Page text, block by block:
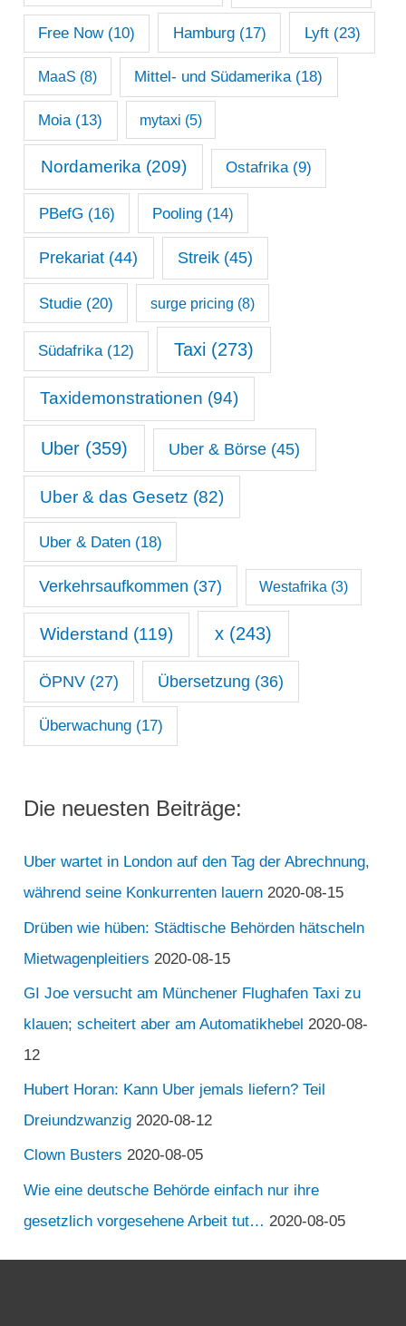
Free Now(10) Hamburg(17) Lyft(23)
MaaS (8) Mittel- und Südamerika(18)
Moia(13) mytaxi (5)
Nordamerika (209) Ostafrika(9)
PBefG (16) Pooling (14)
Prekariat (44) Streik(45)
Studie(20) surge pricing (8)
Südafrika(12) Taxi (273)
Taxidemonstrationen (94)
Uber (359) Uber & Börse (45)
Uber & das Gesetz (82)
Uber & Daten(18)
Verkehrsaufkommen (37) Westafrika (3)
Widerstand (119) x(243)
ÖPNV(27) Übersetzung (36)
Überwachung(17)
Die neuesten Beiträge:
Uber wartet in London auf den Tag der Abrechnung,
während seine Konkurrenten lauern 2020-08-15
Drüben wie hüben: Städtische Behörden hätscheln
Mietwagenpleitiers 2020-08-15
GI Joe versucht am Münchener Flughafen Taxi zu
klauen; scheitert aber am Automatikhebel 2020-08-
12
Hubert Horan: Kann Uber jemals liefern? Teil
Dreiundzwanzig 2020-08-12
Clown Busters 2020-08-05
Wie eine deutsche Behörde einfach nur ihre
gesetzlich vorgesehene Arbeit tut… 2020-08-05